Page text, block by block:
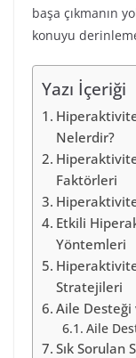
başa çıkmanın
konuyu
Yazı İçeriği
Nelerdir?
Faktörleri
Hiperaktivite
Etkili
Yöntemleri
Stratejileri
Aile
Aile
Sık Sorulan